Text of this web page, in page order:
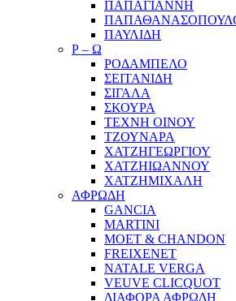
ΠΑΠΑΓΙΑΝΝΗ
ΠΑΥΛΙΔΗ
Ρ – Ω
ΡΟΔΑΜΠΕΛΟ
ΣΕΙΤΑΝΙΔΗ
ΣΙΓΑΛΑ
ΣΚΟΥΡΑ
ΤΕΧΝΗ ΟΙΝΟΥ
ΤΖΟΥΝΑΡΑ
ΧΑΤΖΗΓΕΩΡΓΙΟΥ
ΧΑΤΖΗΙΩΑΝΝΟΥ
ΧΑΤΖΗΜΙΧΑΛΗ
ΑΦΡΩΔΗ
GANCIA
MARTINI
MOET & CHANDON
FREIXENET
NATALE VERGA
VEUVE CLICQUOT
ΔΙΑΦΟΡΑ ΑΦΡΩΔΗ